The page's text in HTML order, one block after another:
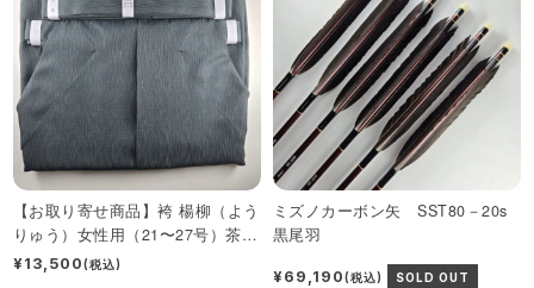
【お取り寄せ商品】袴 楊柳（よう
りゅう）女性用（21〜27号）茶・
グレー
¥13,500(税込)
ミズノカーボン矢 SST80－20s
黒尾羽
¥69,190(税込) SOLD OUT